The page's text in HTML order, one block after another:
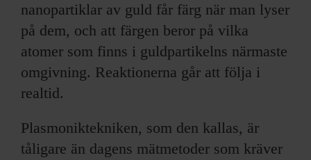
nanopartiklar av guld får färg när man lyser
på dem, och att färgen beror på vilka
atomer som finns i guldpartikelns närmaste
omgivning. Reaktionerna går att följa i
realtid.
Plasmoniktekniken, som den kallas, är
tåligare än dagens mätmetoder som kräver